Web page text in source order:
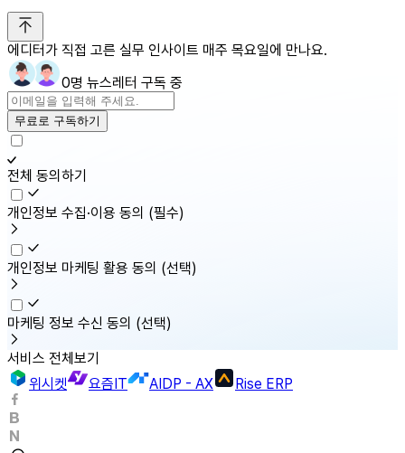
에디터가 직접 고른 실무 인사이트 매주 목요일에 만나요.
0명 뉴스레터 구독 중
무료로 구독하기
전체 동의하기
개인정보 수집·이용 동의 (필수)
개인정보 마케팅 활용 동의 (선택)
마케팅 정보 수신 동의 (선택)
서비스 전체보기
위시켓
요즘IT AIDP - AX Rise ERP